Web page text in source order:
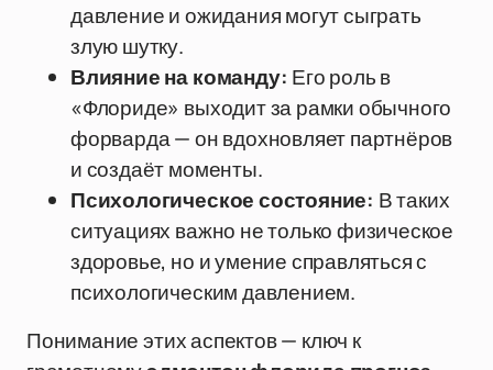
давление и ожидания могут сыграть
злую шутку.
Влияние на команду: Его роль в
«Флориде» выходит за рамки обычного
форварда — он вдохновляет партнёров
и создаёт моменты.
Психологическое состояние: В таких
ситуациях важно не только физическое
здоровье, но и умение справляться с
психологическим давлением.
Понимание этих аспектов — ключ к